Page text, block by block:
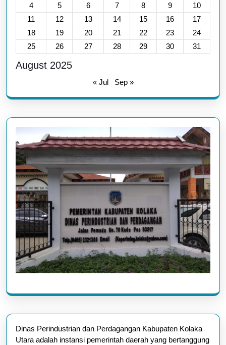
August 2025
4 5 6 7 8 9
10
11
12 13 14 15 16
17
18
19 20 21 22 23
24
25
26 27 28 29 30 31
« Jul Sep »
Dinas Perindustrian dan Perdagangan Kabupaten Kolaka
Utara adalah instansi pemerintah daerah yang bertanggung